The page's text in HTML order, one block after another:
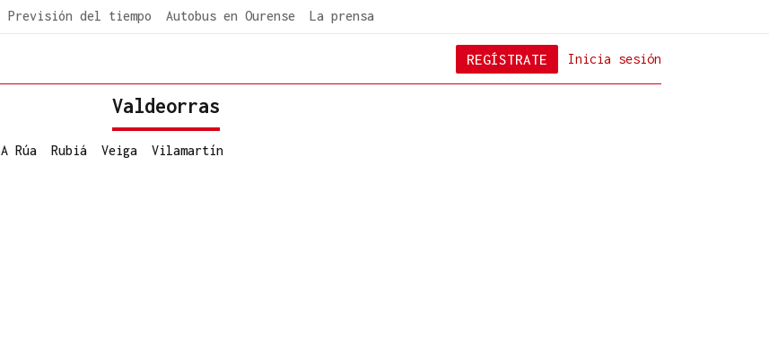
Previsión del tiempo Autobus en Ourense La prensa
Inicia sesión
REGÍSTRATE
Valdeorras
A Rúa Rubiá Veiga Vilamartín